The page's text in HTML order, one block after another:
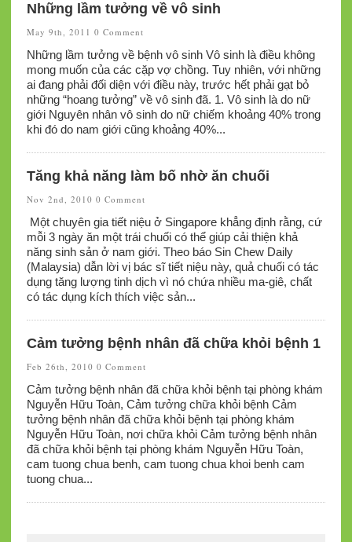
Những lầm tưởng về vô sinh
May 9th, 2011 0 Comment
Những lầm tưởng về bệnh vô sinh Vô sinh là điều không
mong muốn của các cặp vợ chồng. Tuy nhiên, với những
ai đang phải đối diện với điều này, trước hết phải gạt bỏ
những “hoang tưởng” về vô sinh đã. 1. Vô sinh là do nữ
giới Nguyên nhân vô sinh do nữ chiếm khoảng 40% trong
khi đó do nam giới cũng khoảng 40%...
Tăng khả năng làm bố nhờ ăn chuối
Nov 2nd, 2010 0 Comment
Một chuyên gia tiết niệu ở Singapore khẳng định rằng, cứ
mỗi 3 ngày ăn một trái chuối có thể giúp cải thiện khả
năng sinh sản ở nam giới. Theo báo Sin Chew Daily
(Malaysia) dẫn lời vị bác sĩ tiết niệu này, quả chuối có tác
dụng tăng lượng tinh dịch vì nó chứa nhiều ma-giê, chất
có tác dụng kích thích việc sản...
Cảm tưởng bệnh nhân đã chữa khỏi bệnh 1
Feb 26th, 2010 0 Comment
Cảm tưởng bệnh nhân đã chữa khỏi bệnh tại phòng khám
Nguyễn Hữu Toàn, Cảm tưởng chữa khỏi bệnh Cảm
tưởng bệnh nhân đã chữa khỏi bệnh tại phòng khám
Nguyễn Hữu Toàn, nơi chữa khỏi Cảm tưởng bệnh nhân
đã chữa khỏi bệnh tại phòng khám Nguyễn Hữu Toàn,
cam tuong chua benh, cam tuong chua khoi benh cam
tuong chua...